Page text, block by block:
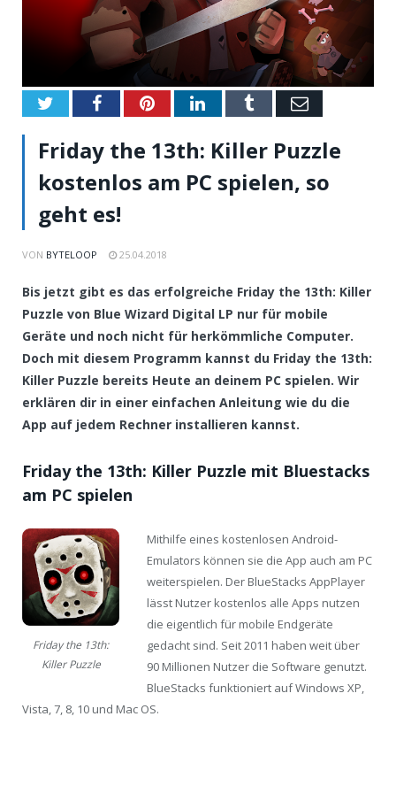
TwitterFacebookPinterestLinkedInTumblrEmail
Friday the 13th: Killer Puzzle
kostenlos am PC spielen, so
geht es!
VON BYTELOOP 25.04.2018
Bis jetzt gibt es das erfolgreiche Friday the 13th: Killer
Puzzle von Blue Wizard Digital LP nur für mobile
Geräte und noch nicht für herkömmliche Computer.
Doch mit diesem Programm kannst du Friday the 13th:
Killer Puzzle bereits Heute an deinem PC spielen. Wir
erklären dir in einer einfachen Anleitung wie du die
App auf jedem Rechner installieren kannst.
Friday the 13th: Killer Puzzle mit Bluestacks
am PC spielen
Friday the 13th:
Killer Puzzle
Mithilfe eines kostenlosen Android-
Emulators können sie die App auch am PC
weiterspielen. Der BlueStacks AppPlayer
lässt Nutzer kostenlos alle Apps nutzen
die eigentlich für mobile Endgeräte
gedacht sind. Seit 2011 haben weit über
90 Millionen Nutzer die Software genutzt.
BlueStacks funktioniert auf Windows XP,
Vista, 7, 8, 10 und Mac OS.